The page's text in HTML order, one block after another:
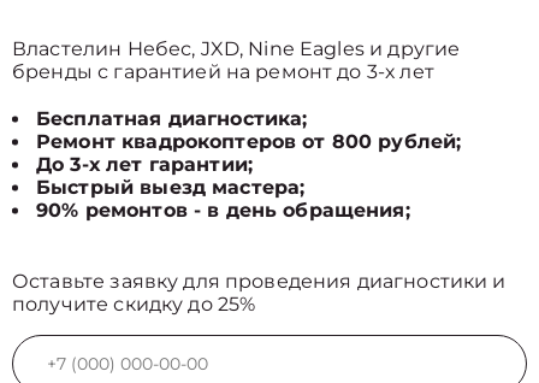
Властелин Небес, JXD, Nine Eagles и другие
бренды с гарантией на ремонт до 3-х лет
Бесплатная диагностика;
Ремонт квадрокоптеров от 800 рублей;
До 3-х лет гарантии;
Быстрый выезд мастера;
90% ремонтов - в день обращения;
Оставьте заявку для проведения диагностики и
получите скидку до 25%